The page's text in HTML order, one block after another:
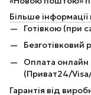
Більше
Готівкою (при
Безготівковий
Оплата онлайн
(Приват24/
Гарантія від